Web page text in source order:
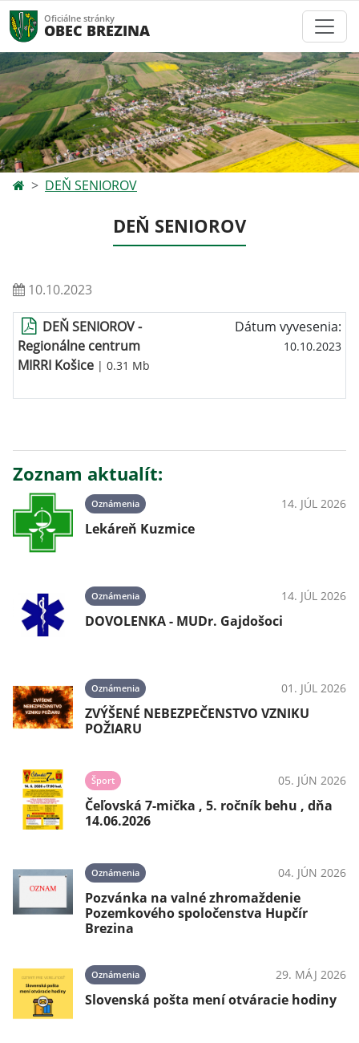
Oficiálne stránky
OBEC BREZINA
DEŇ SENIOROV
DEŇ SENIOROV
10.10.2023
DEŇ SENIOROV -
Regionálne centrum
MIRRI Košice | 0.31 Mb
Dátum vyvesenia:
10.10.2023
Zoznam aktualít:
Oznámenia 14. JÚL 2026
Lekáreň Kuzmice
Oznámenia 14. JÚL 2026
DOVOLENKA - MUDr. Gajdošoci
Oznámenia 01. JÚL 2026
ZVÝŠENÉ NEBEZPEČENSTVO VZNIKU
POŽIARU
Šport 05. JÚN 2026
Čeľovská 7-mička , 5. ročník behu , dňa
14.06.2026
Oznámenia 04. JÚN 2026
Pozvánka na valné zhromaždenie
Pozemkového spoločenstva Hupčír
Brezina
Oznámenia 29. MÁJ 2026
Slovenská pošta mení otváracie hodiny